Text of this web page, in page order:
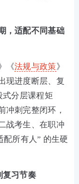
，适配不同基础
《法规与政策》
现进度断层、复
式分层课程矩
冲刺完整闭环，
战考生、在职冲
配所有人” 的生硬
复习节奏